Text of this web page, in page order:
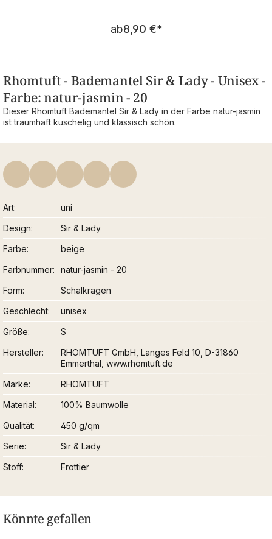
Regulärer Preis:
ab8,90 €*
Rhomtuft - Bademantel Sir & Lady - Unisex -
Farbe: natur-jasmin - 20
Dieser Rhomtuft Bademantel Sir & Lady in der Farbe natur-jasmin
ist traumhaft kuschelig und klassisch schön.
Art
uni
Design
Sir & Lady
Farbe
beige
Farbnummer
natur-jasmin - 20
Form
Schalkragen
Geschlecht
unisex
Größe
S
Hersteller
RHOMTUFT GmbH, Langes Feld 10, D-31860
Emmerthal, www.rhomtuft.de
Marke
RHOMTUFT
Material
100% Baumwolle
Qualität
450 g/qm
Serie
Sir & Lady
Stoff
Frottier
Könnte gefallen